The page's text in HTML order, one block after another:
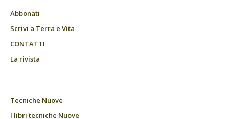
Abbonati
Scrivi a Terra e Vita
CONTATTI
La rivista
Tecniche Nuove
I libri tecniche Nuove